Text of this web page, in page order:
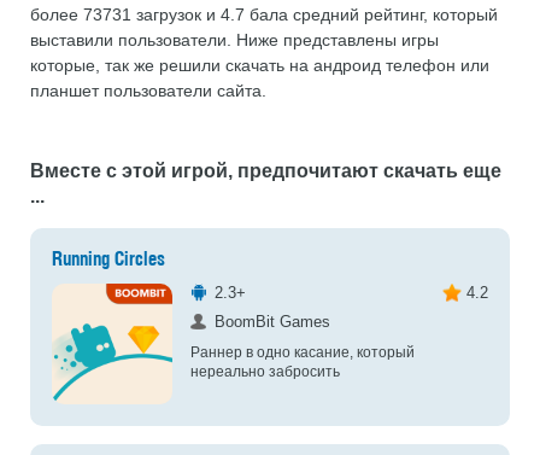
более 73731 загрузок и 4.7 бала средний рейтинг, который
выставили пользователи. Ниже представлены игры
которые, так же решили скачать на андроид телефон или
планшет пользователи сайта.
Вместе с этой игрой, предпочитают скачать еще
Running Circles
2.3+
4.2
BoomBit Games
Раннер в одно касание, который
нереально забросить